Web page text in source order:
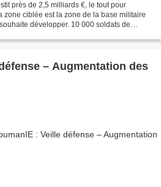
près de 2,5 milliards €, le tout pour
zone ciblée est la zone de la base militaire
développer. 10 000 soldats de
– Augmentation des